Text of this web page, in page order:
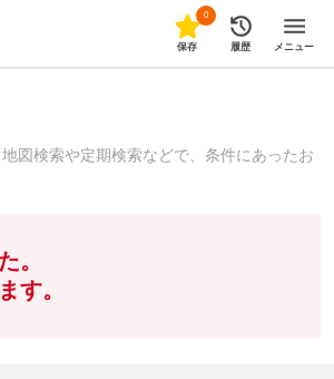
0
保存 履歴 メニュー
図検索や定期検索などで、条件にあったお
。
す。